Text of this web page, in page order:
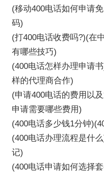
(移动400电话如何申请
码)
(打400电话收费吗?)(在
有哪些技巧)
(400电话怎样办理申请
样的代理商合作)
(申请400电话的费用以
申请需要哪些费用)
(400电话多少钱1分钟
(400电话办理流程是什
记)
(400电话申请如何选择